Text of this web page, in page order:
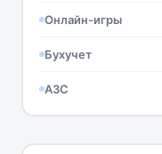
Онлайн-игры
Бухучет
АЗС